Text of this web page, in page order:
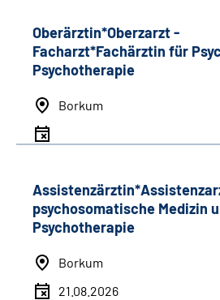
Oberärztin*Oberzarzt -
Facharzt*Fachärztin für
Psychotherapie
Borkum
psychosomatische Medizin
Psychotherapie
Borkum
21.08.2026